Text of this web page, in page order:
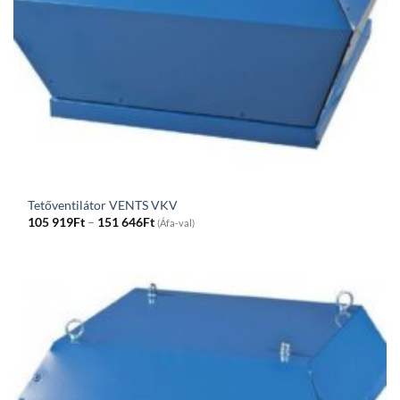
Tetőventilátor VENTS VKV
105 919Ft – 151 646FtPrice
range:
646Ft
(Áfa-val)